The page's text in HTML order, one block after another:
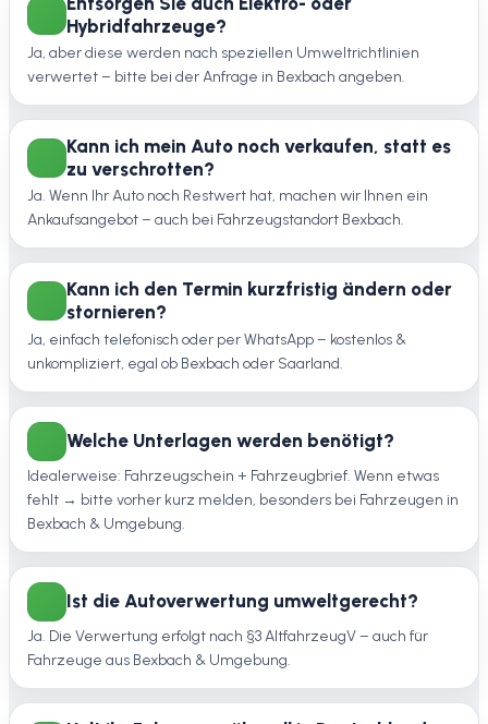
Hybridfahrzeuge?
Ja, aber diese werden nach speziellen Umweltrichtlinien
verwertet – bitte bei der Anfrage in Bexbach angeben.
Kann ich mein Auto noch verkaufen, statt es
zu verschrotten?
Ja. Wenn Ihr Auto noch Restwert hat, machen wir Ihnen ein
Ankaufsangebot – auch bei Fahrzeugstandort Bexbach.
Kann ich den Termin kurzfristig ändern oder
stornieren?
Ja, einfach telefonisch oder per WhatsApp – kostenlos &
unkompliziert, egal ob Bexbach oder Saarland.
Welche Unterlagen werden benötigt?
Idealerweise: Fahrzeugschein + Fahrzeugbrief. Wenn etwas
fehlt → bitte vorher kurz melden, besonders bei Fahrzeugen in
Bexbach & Umgebung.
Ist die Autoverwertung umweltgerecht?
Ja. Die Verwertung erfolgt nach §3 AltfahrzeugV – auch für
Fahrzeuge aus Bexbach & Umgebung.